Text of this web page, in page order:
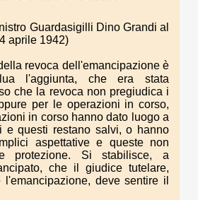
Guardasigilli Dino Grandi al
aprile 1942)
revoca dell'emancipazione è
l'aggiunta, che era stata
che la revoca non pregiudica i
per le operazioni in corso,
in corso hanno dato luogo a
e questi restano salvi, o hanno
aspettative e queste non
protezione. Si stabilisce, a
che il giudice tutelare,
l'emancipazione, deve sentire il